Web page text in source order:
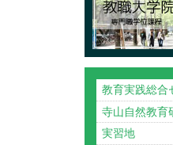
教育実践総合
寺山自然教育
実習地